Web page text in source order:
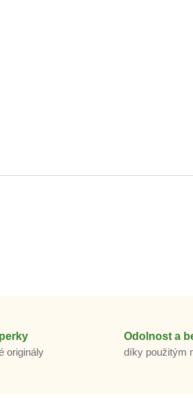
originály
Odolnost a
díky použitým